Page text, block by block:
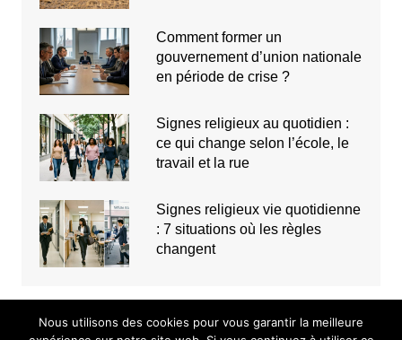
Comment former un
gouvernement d’union nationale
en période de crise ?
Signes religieux au quotidien :
ce qui change selon l’école, le
travail et la rue
Signes religieux vie quotidienne
: 7 situations où les règles
changent
Nous utilisons des cookies pour vous garantir la meilleure